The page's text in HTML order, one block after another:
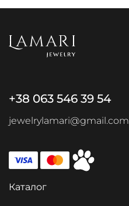
+38 063 546 39 54
jewelrylamari@gmail.com
Каталог